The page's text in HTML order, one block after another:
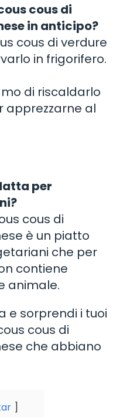
cous di
in anticipo?
cous di verdure
in frigorifero.
di riscaldarlo
apprezzarne al
per
cous di
è un piatto
che per
contiene
animale.
e sorprendi i tuoi
cous di
che abbiano